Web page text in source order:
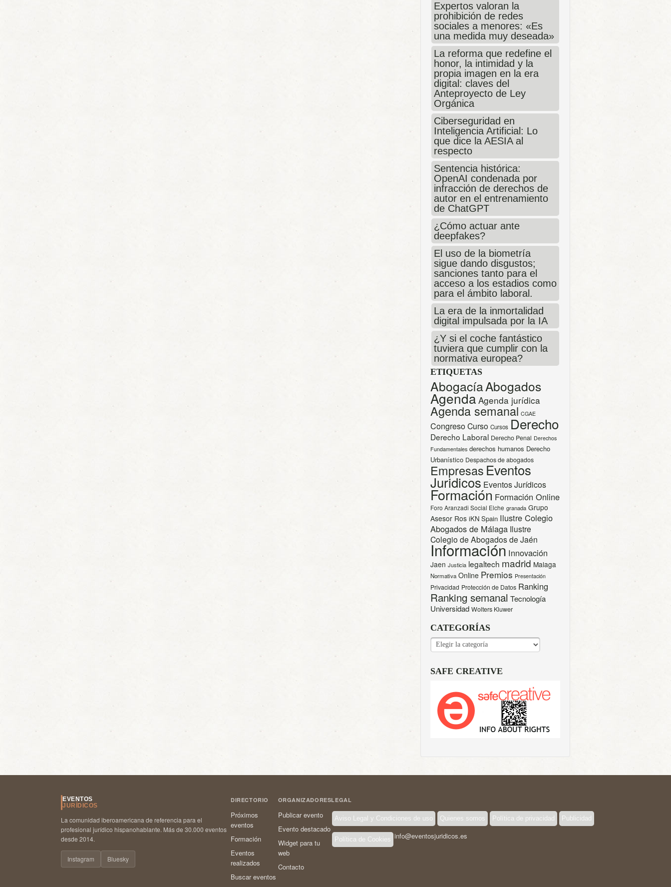
Expertos valoran la
prohibición de redes
sociales a menores: «Es
una medida muy deseada»
La reforma que redefine el
honor, la intimidad y la
propia imagen en la era
digital: claves del
Anteproyecto de Ley
Orgánica
Ciberseguridad en
Inteligencia Artificial: Lo
que dice la AESIA al
respecto
Sentencia histórica:
OpenAI condenada por
infracción de derechos de
autor en el entrenamiento
de ChatGPT
¿Cómo actuar ante
deepfakes?
El uso de la biometría
sigue dando disgustos;
sanciones tanto para el
acceso a los estadios como
para el ámbito laboral.
La era de la inmortalidad
digital impulsada por la IA
¿Y si el coche fantástico
tuviera que cumplir con la
normativa europea?
ETIQUETAS
AbogacíaAbogados
Agenda Agenda jurídica
Agenda semanal CGAE
CongresoCurso Cursos Derecho
Derecho Laboral Derecho Penal Derechos
Fundamentales derechos humanos Derecho
Urbanístico Despachos de abogados
Empresas Eventos
Juridicos Eventos Jurídicos
Formación Formación Online
Foro Aranzadi Social Elche granada Grupo
Asesor Ros iKN Spain Ilustre Colegio
Abogados de Málaga Ilustre
Colegio de Abogados de Jaén
Información Innovación
Jaen Justicia legaltech madrid Malaga
Normativa Online Premios Presentación
Privacidad Protección de Datos Ranking
Ranking semanal Tecnología
Universidad Wolters Kluwer
CATEGORÍAS
CATEGORÍAS
SAFE CREATIVE
EVENTOS
JURÍDICOS
La comunidad iberoamericana de referencia para el
profesional jurídico hispanohablante. Más de 30.000 eventos
desde 2014.
Instagram Bluesky
DIRECTORIO
Próximos
eventos
Formación
Eventos
realizados
Buscar eventos
ORGANIZADORES
Publicar evento
Evento destacado
Widget para tu
web
Contacto
LEGAL
Aviso Legal y Condiciones de uso Quienes somos Política de privacidad Publicidad
Política de Cookies info@eventosjuridicos.es